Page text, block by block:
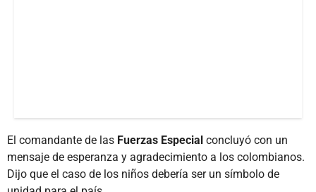
El comandante de las Fuerzas Especial concluyó con un
mensaje de esperanza y agradecimiento a los colombianos.
Dijo que el caso de los niños debería ser un símbolo de